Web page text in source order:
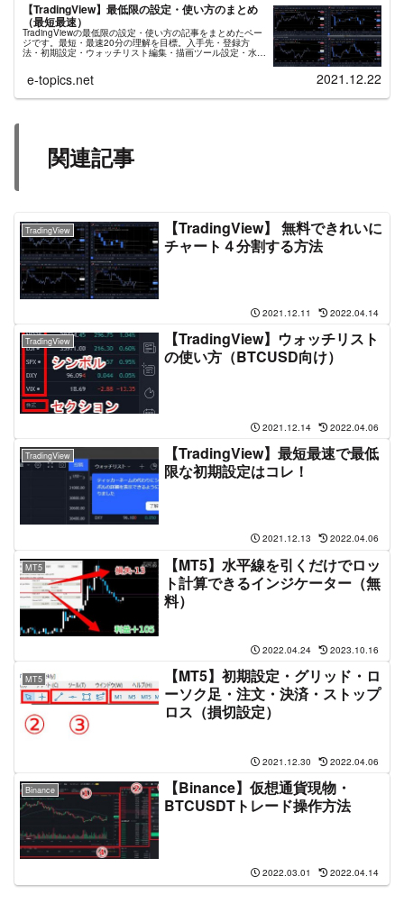
【TradingView】最低限の設定・使い方のまとめ
（最短最速）
TradingViewの最低限の設定・使い方の記事をまとめたペー
ジです。最短・最速20分の理解を目標。入手先・登録方
法・初期設定・ウォッチリスト編集・描画ツール設定・水平
e-topics.net 2021.12.22
関連記事
TradingView
【TradingView】 無料できれいに
チャート４分割する方法
2021.12.11 2022.04.14
TradingView
【TradingView】ウォッチリスト
の使い方（BTCUSD向け）
2021.12.14 2022.04.06
TradingView
【TradingView】最短最速で最低
限な初期設定はコレ！
2021.12.13 2022.04.06
MT5
【MT5】水平線を引くだけでロッ
ト計算できるインジケーター（無
料）
2022.04.24 2023.10.16
MT5
【MT5】初期設定・グリッド・ロ
ーソク足・注文・決済・ストップ
ロス（損切設定）
2021.12.30 2022.04.06
Binance
【Binance】仮想通貨現物・
BTCUSDTトレード操作方法
2022.03.01 2022.04.14